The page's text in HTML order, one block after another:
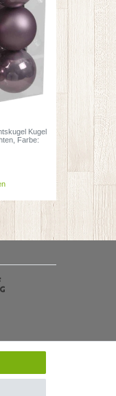
Kugel
, Farbe: